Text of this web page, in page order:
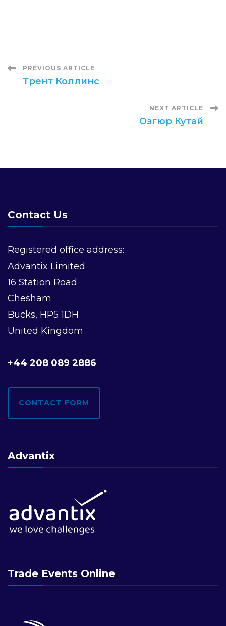
Post
PREVIOUS ARTICLE
Трент Коллинс
NEXT ARTICLE
Озгюр Кутай
Contact Us
Registered office address:
Advantix Limited
16 Station Road
Chesham
Bucks, HP5 1DH
United Kingdom
+44 208 089 2886
CONTACT FORM
Advantix
Trade Events Online